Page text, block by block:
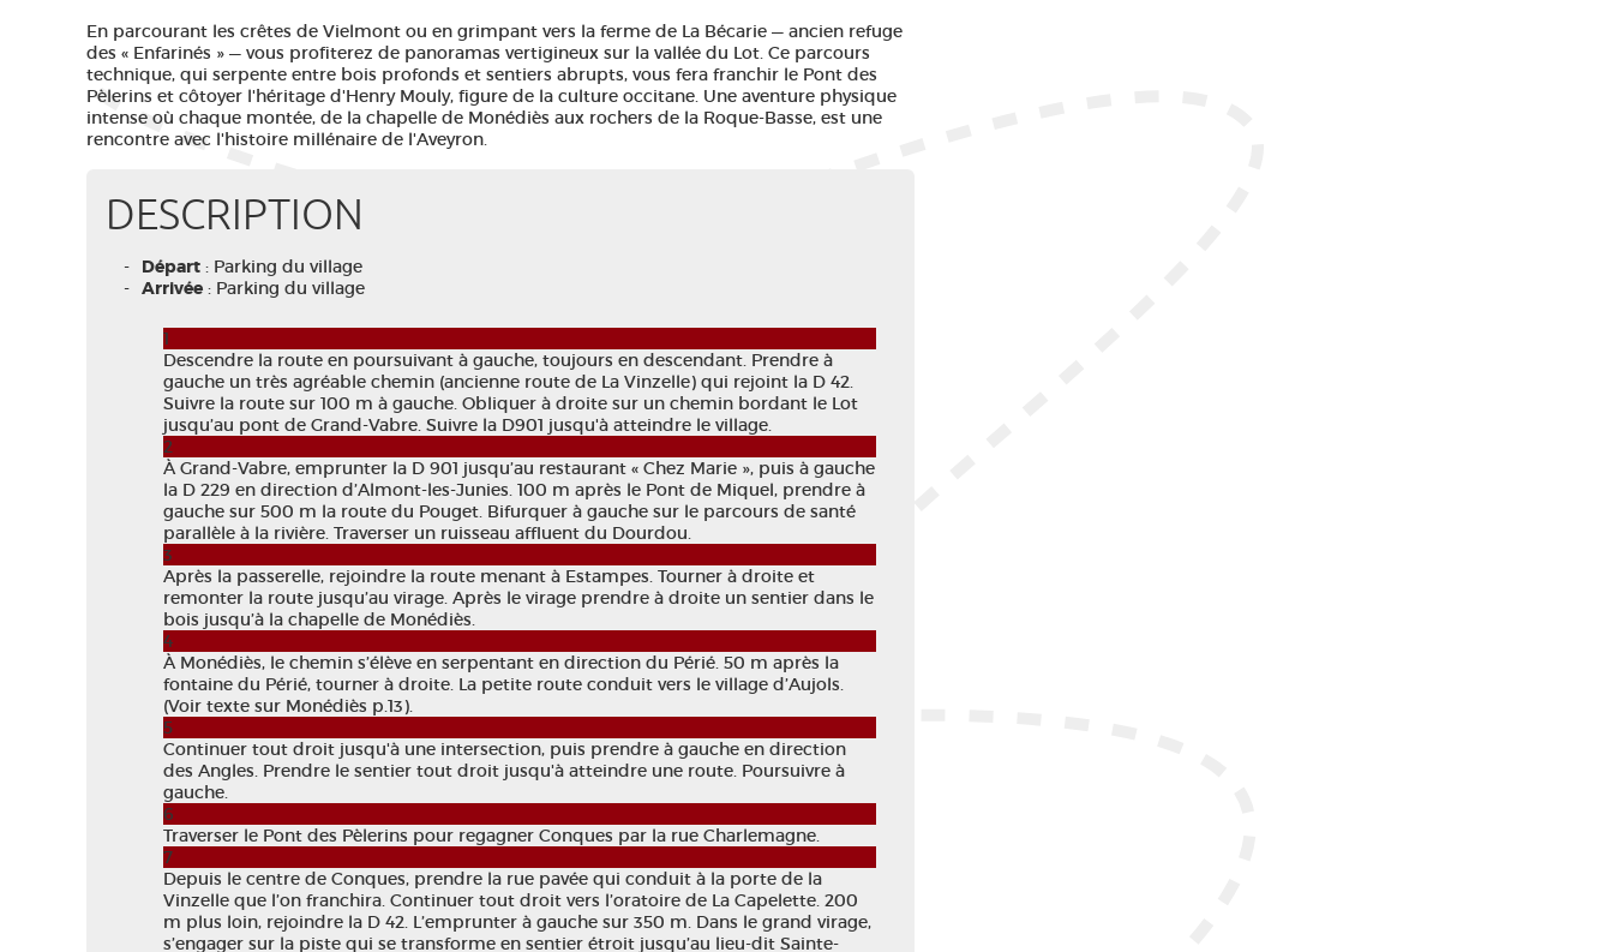
En parcourant les crêtes de Vielmont ou en grimpant vers la ferme de La Bécarie — ancien refuge
des « Enfarinés » — vous profiterez de panoramas vertigineux sur la vallée du Lot. Ce parcours
technique, qui serpente entre bois profonds et sentiers abrupts, vous fera franchir le Pont des
Pèlerins et côtoyer l'héritage d'Henry Mouly, figure de la culture occitane. Une aventure physique
intense où chaque montée, de la chapelle de Monédiès aux rochers de la Roque-Basse, est une
rencontre avec l'histoire millénaire de l'Aveyron.
DESCRIPTION
Départ : Parking du village
Arrivée : Parking du village
1
Descendre la route en poursuivant à gauche, toujours en descendant. Prendre à
gauche un très agréable chemin (ancienne route de La Vinzelle) qui rejoint la D 42.
Suivre la route sur 100 m à gauche. Obliquer à droite sur un chemin bordant le Lot
jusqu’au pont de Grand-Vabre. Suivre la D901 jusqu'à atteindre le village.
2
À Grand-Vabre, emprunter la D 901 jusqu’au restaurant « Chez Marie », puis à gauche
la D 229 en direction d’Almont-les-Junies. 100 m après le Pont de Miquel, prendre à
gauche sur 500 m la route du Pouget. Bifurquer à gauche sur le parcours de santé
parallèle à la rivière. Traverser un ruisseau affluent du Dourdou.
3
Après la passerelle, rejoindre la route menant à Estampes. Tourner à droite et
remonter la route jusqu’au virage. Après le virage prendre à droite un sentier dans le
bois jusqu’à la chapelle de Monédiès.
4
À Monédiès, le chemin s’élève en serpentant en direction du Périé. 50 m après la
fontaine du Périé, tourner à droite. La petite route conduit vers le village d’Aujols.
(Voir texte sur Monédiès p.13).
5
Continuer tout droit jusqu'à une intersection, puis prendre à gauche en direction
des Angles. Prendre le sentier tout droit jusqu'à atteindre une route. Poursuivre à
gauche.
6
Traverser le Pont des Pèlerins pour regagner Conques par la rue Charlemagne.
7
Depuis le centre de Conques, prendre la rue pavée qui conduit à la porte de la
Vinzelle que l’on franchira. Continuer tout droit vers l’oratoire de La Capelette. 200
m plus loin, rejoindre la D 42. L’emprunter à gauche sur 350 m. Dans le grand virage,
s’engager sur la piste qui se transforme en sentier étroit jusqu’au lieu-dit Sainte-